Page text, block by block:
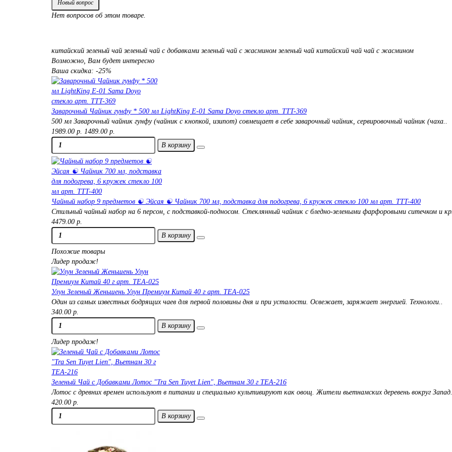
Новый вопрос
Нет вопросов об этом товаре.
китайский зеленый чай зеленый чай с добавками зеленый чай с жасмином зеленый чай китайский чай чай с жасмином
Возможно, Вам будет интересно
Ваша скидка: -25%
Заварочный Чайник гунфу * 500 мл LightKing E-01 Sama Doyo стекло арт. TTT-369
500 мл Заварочный чайник гунфу (чайник с кнопкой, изипот) совмещает в себе заварочный чайник, сервировочный чайник (чаха..
1989.00 р.
1489.00 р.
В корзину
Чайный набор 9 предметов ☯ Эйсая ☯ Чайник 700 мл, подставка для подогрева, 6 кружек стекло 100 мл арт. TTT-400
Стильный чайный набор на 6 персон, с подставкой-подносом. Стеклянный чайник с бледно-зелеными фарфоровыми ситечком и
4479.00 р.
В корзину
Похожие товары
Лидер продаж!
Улун Зеленый Женьшень Улун Премиум Китай 40 г арт. TEA-025
Один из самых известных бодрящих чаев для первой половины дня и при усталости. Освежает, заряжает энергией. Технологи..
340.00 р.
В корзину
Лидер продаж!
Зеленый Чай с Добавками Лотос "Tra Sen Tuyet Lien", Вьетнам 30 г TEA-216
Лотос с древних времен используют в питании и специально культивируют как овощ. Жители вьетнамских деревень вокруг
420.00 р.
В корзину